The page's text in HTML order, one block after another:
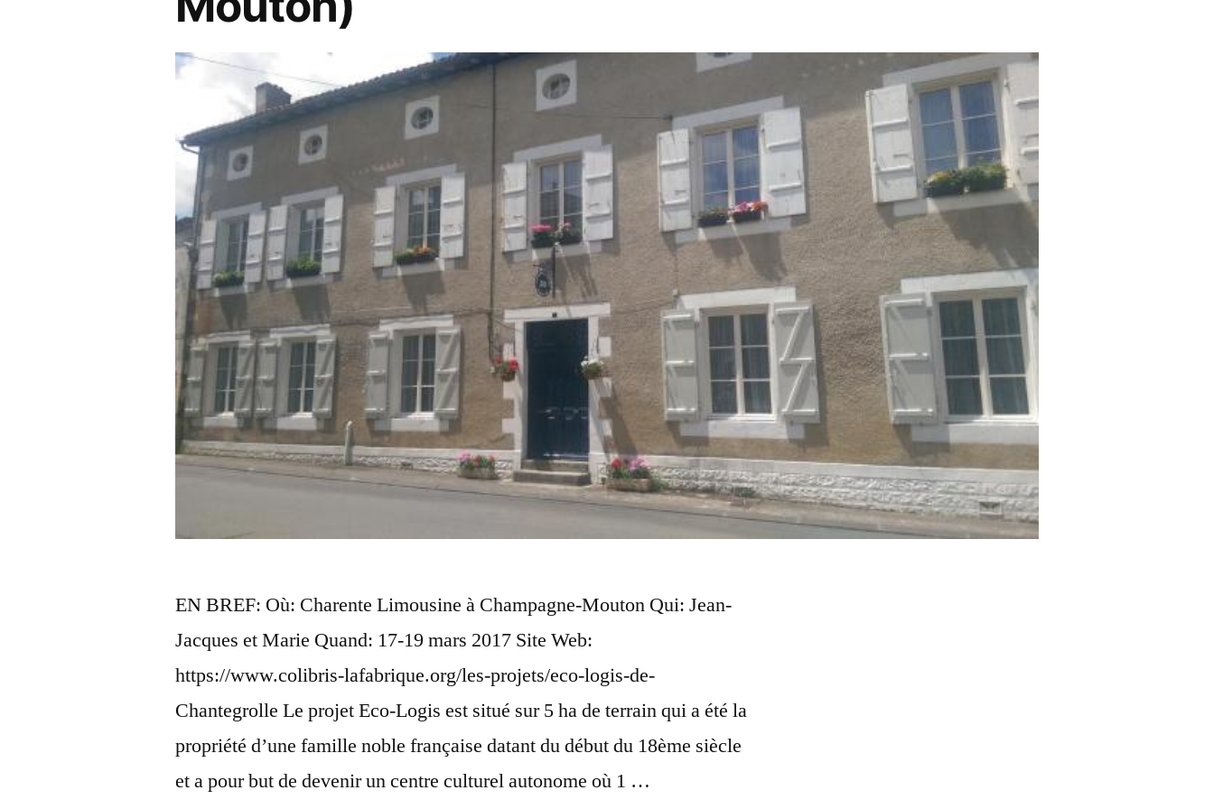
EN BREF: Où: Charente Limousine à Champagne-Mouton Qui: Jean-
Jacques et Marie Quand: 17-19 mars 2017 Site Web:
https://www.colibris-lafabrique.org/les-projets/eco-logis-de-
Chantegrolle Le projet Eco-Logis est situé sur 5 ha de terrain qui a été la
propriété d’une famille noble française datant du début du 18ème siècle
et a pour but de devenir un centre culturel autonome où 1 …